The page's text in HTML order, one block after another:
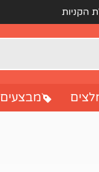
הקניות
מבצעים